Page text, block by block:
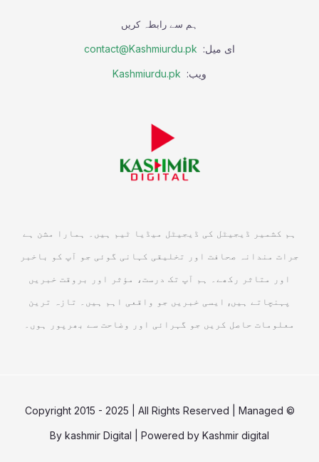
ہم سے رابطہ کریں
ای میل: contact@Kashmiurdu.pk
ویب: Kashmiurdu.pk
ہم کشمیر ڈیجیٹل کی ڈیجیٹل میڈیا ٹیم ہیں۔ ہمارا مشن ہے
جرات مندانہ صحافت اور تخلیقی کہانی گوئی جو آپ کو باخبر
اور متاثر رکھے۔ ہم آپ تک درست، مؤثر اور بروقت خبریں
پہنچاتے ہیں, ایسی خبریں جو واقعی اہم ہیں۔ تازہ ترین
معلومات حاصل کریں جو گہرائی اور وضاحت سے بھرپور ہوں۔
© Copyright 2015 - 2025 | All Rights Reserved | Managed
By kashmir Digital | Powered by Kashmir digital